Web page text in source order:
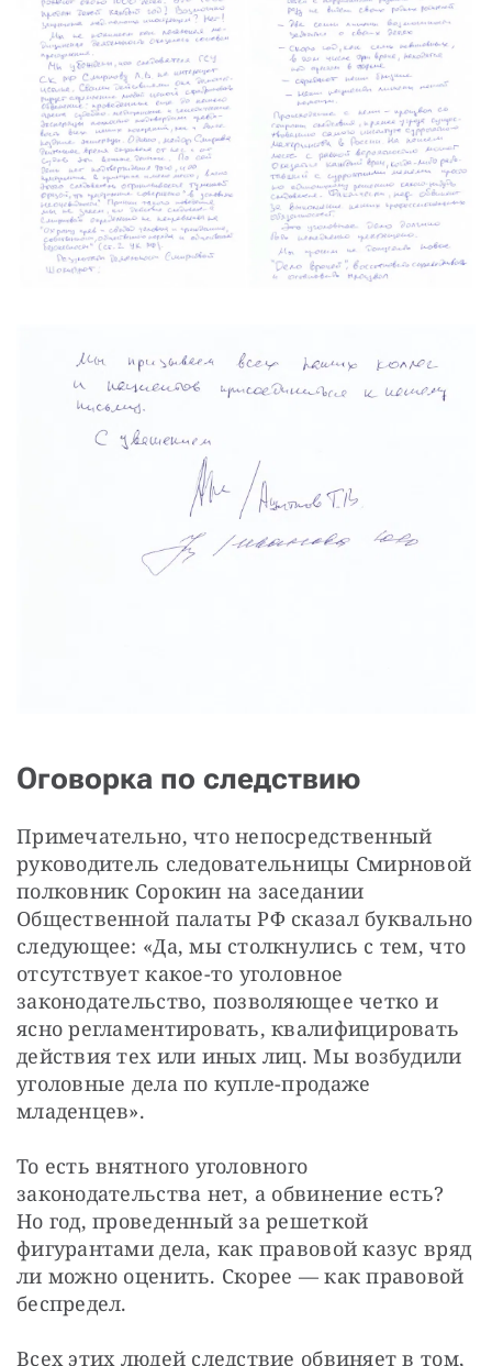
Оговорка по следствию
Примечательно, что непосредственный
руководитель следовательницы Смирновой
полковник Сорокин на заседании
Общественной палаты РФ сказал буквально
следующее: «Да, мы столкнулись с тем, что
отсутствует какое-то уголовное
законодательство, позволяющее четко и
ясно регламентировать, квалифицировать
действия тех или иных лиц. Мы возбудили
уголовные дела по купле-продаже
младенцев».
То есть внятного уголовного
законодательства нет, а обвинение есть?
Но год, проведенный за решеткой
фигурантами дела, как правовой казус вряд
ли можно оценить. Скорее — как правовой
беспредел.
Всех этих людей следствие обвиняет в том,